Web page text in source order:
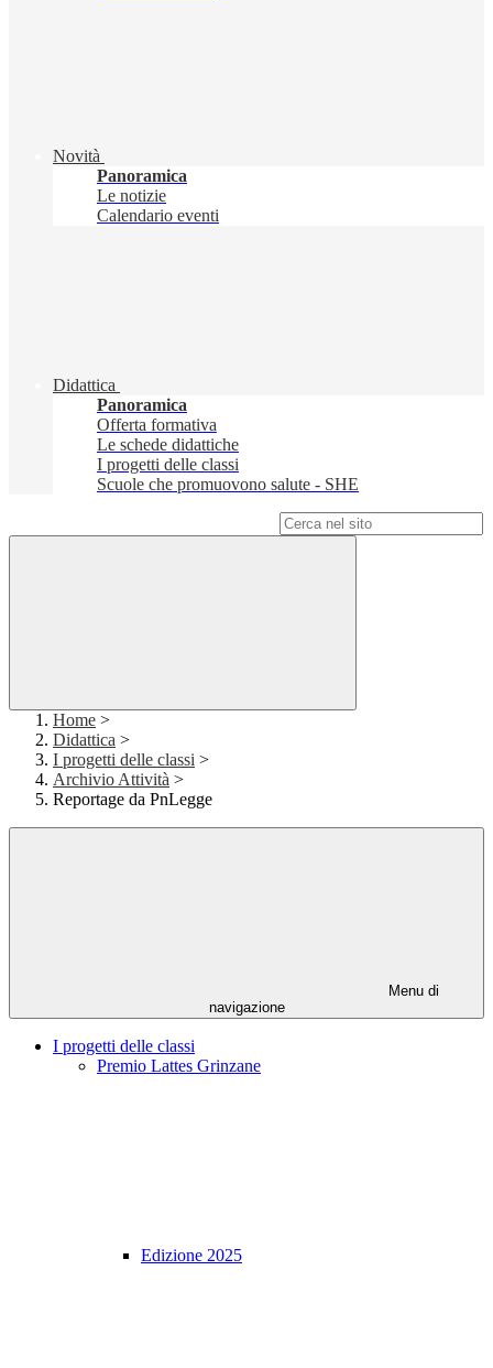
Novità
Panoramica
Le notizie
Calendario eventi
Didattica
Panoramica
Offerta formativa
Le schede didattiche
I progetti delle classi
Scuole che promuovono salute - SHE
Home >
Didattica >
I progetti delle classi >
Archivio Attività >
Reportage da PnLegge
Menu di
navigazione
I progetti delle classi
Premio Lattes Grinzane
Edizione 2025